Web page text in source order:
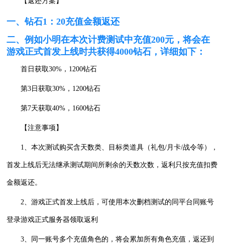
一、钻石1：20充值金额返还
二、例如小明在本次计费测试中充值200元，将会在
游戏正式首发上线时共获得4000钻石，详细如下：
首日获取30%，1200钻石
第3日获取30%，1200钻石
第7天获取40%，1600钻石
【注意事项】
1、本次测试购买含天数类、目标类道具（礼包/月卡/战令等），
首发上线后无法继承测试期间所剩余的天数次数，返利只按充值扣费
金额返还。
2、游戏正式首发上线后，可使用本次删档测试的同平台同账号
登录游戏正式服务器领取返利
3、同一账号多个充值角色的，将会累加所有角色充值，返还到